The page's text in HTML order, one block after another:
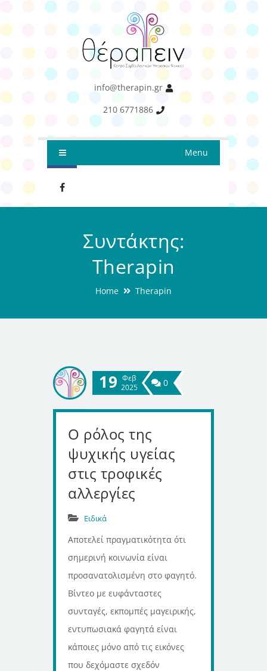
info@therapin.gr
210 6771886
Menu
Συντάκτης:
Therapin
Home Therapin
19 Φεβ
2025
0
Ο ρόλος της
ψυχικής υγείας
στις τροφικές
αλλεργίες
Ειδικά
Αποτελεί πραγματικότητα ότι
σημερινή κοινωνία είναι
προσανατολισμένη στο φαγητό.
Βίντεο με ευφάνταστες
συνταγές, εκπομπές μαγειρικής,
εντυπωσιακά φαγητά είναι
κάποιες μόνο από τις εικόνες
που δεχόμαστε σχεδόν